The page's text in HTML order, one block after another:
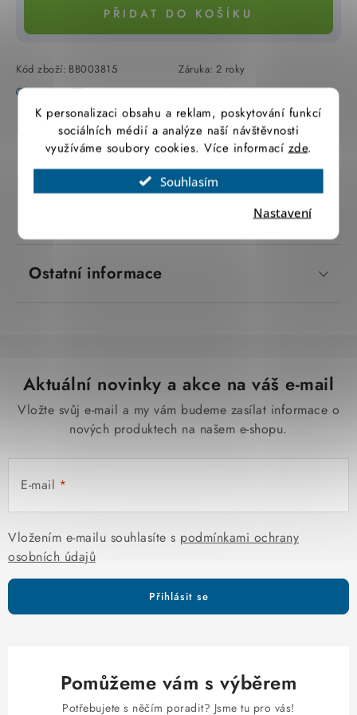
K personalizaci obsahu a reklam, poskytování funkcí
sociálních médií a analýze naší návštěvnosti
využíváme soubory cookies. Více informacízde.
Souhlasím
Nastavení
SVÍTIDLA technická
VÝPRODEJ
Položky bez zařazené kategorie dle výrobců
Otevírací doba výdejny
Obchodní podmínky
PŘIDAT DO KOŠÍKU
Kód zboží: BB003815 Záruka: 2 roky
Tisk
Zeptat se Hlídat Sdílet
Popis produktu
Ostatní informace
Aktuální novinky a akce na váš e-mail
Vložte svůj e-mail a my vám budeme zasílat informace o
nových produktech na našem e-shopu.
E-mail
Vložením e-mailu souhlasíte s podmínkami ochrany
osobních údajů
Přihlásit se
Pomůžeme vám s výběrem
Potřebujete s něčím poradit? Jsme tu pro vás!